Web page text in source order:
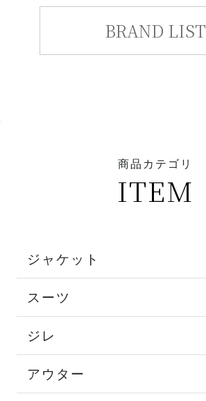
BRAND LIST
商品カテゴリ
ITEM
ジャケット
スーツ
ジレ
アウター